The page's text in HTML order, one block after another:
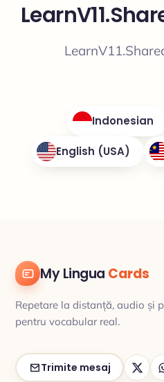
Indonesian
English (USA)
My Lingua Cards
Repetare la distanță, audio și
pentru vocabular real.
Trimite mesaj